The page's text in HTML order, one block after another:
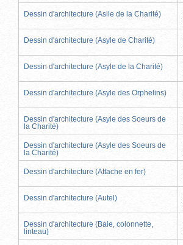
Dessin d'architecture (Asile de la Charité)
Dessin d'architecture (Asyle de Charité)
Dessin d'architecture (Asyle de la Charité)
Dessin d'architecture (Asyle des Orphelins)
Dessin d'architecture (Asyle des Soeurs de
la Charité)
Dessin d'architecture (Asyle des Soeurs de
la Charité)
Dessin d'architecture (Attache en fer)
Dessin d'architecture (Autel)
Dessin d'architecture (Baie, colonnette,
linteau)